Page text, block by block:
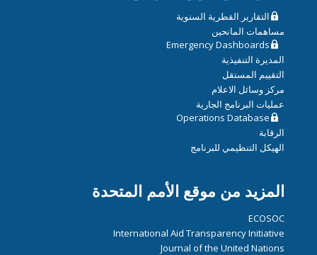
التقارير القطرية السنوية
مساهمات المانحين
Emergency Dashboards
المديرة التنفيذية
التقييم المستقل
مركز وسائل الاعلام
عمليات البرنامج الجارية
Operations Database
الرقابة
الهيكل التنظيمي للبرنامج
المزيد من موقع الأمم المتحدة
ECOSOC
International Aid Transparency Initiative
Journal of the United Nations